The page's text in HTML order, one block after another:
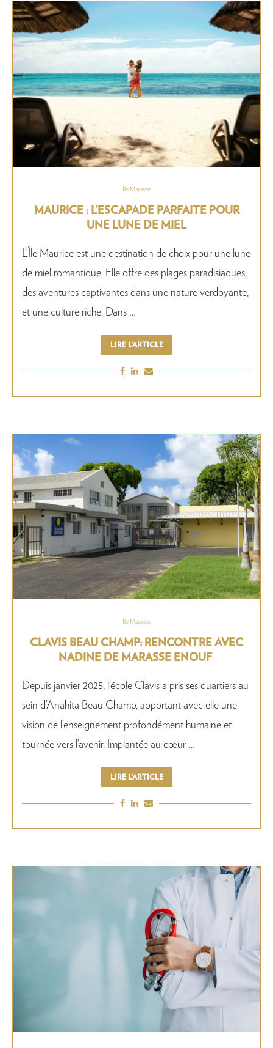
Ile Maurice
MAURICE : L’ESCAPADE PARFAITE POUR
UNE LUNE DE MIEL
L’Île Maurice est une destination de choix pour une lune
de miel romantique. Elle offre des plages paradisiaques,
des aventures captivantes dans une nature verdoyante,
et une culture riche. Dans …
LIRE L’ARTICLE
Ile Maurice
CLAVIS BEAU CHAMP: RENCONTRE AVEC
NADINE DE MARASSE ENOUF
Depuis janvier 2025, l’école Clavis a pris ses quartiers au
sein d’Anahita Beau Champ, apportant avec elle une
vision de l’enseignement profondément humaine et
tournée vers l’avenir. Implantée au cœur …
LIRE L’ARTICLE